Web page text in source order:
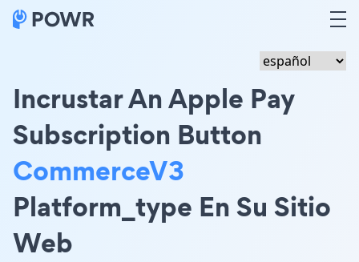
Incrustar An Apple Pay
Subscription Button
CommerceV3
Platform_type En Su Sitio
Web